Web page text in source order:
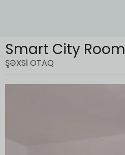
Smart City Room
ŞƏXSI OTAQ